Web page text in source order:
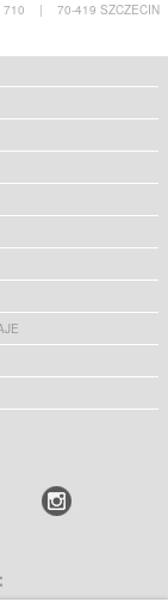
710 |
70-419 SZCZECIN